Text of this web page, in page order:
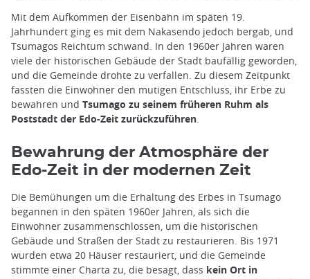
Mit dem Aufkommen der Eisenbahn im späten 19.
Jahrhundert ging es mit dem Nakasendo jedoch bergab, und
Tsumagos Reichtum schwand. In den 1960er Jahren waren
viele der historischen Gebäude der Stadt baufällig geworden,
und die Gemeinde drohte zu verfallen. Zu diesem Zeitpunkt
fassten die Einwohner den mutigen Entschluss, ihr Erbe zu
bewahren und Tsumago zu seinem früheren Ruhm als
Poststadt der Edo-Zeit zurückzuführen.
Bewahrung der Atmosphäre der
Edo-Zeit in der modernen Zeit
Die Bemühungen um die Erhaltung des Erbes in Tsumago
begannen in den späten 1960er Jahren, als sich die
Einwohner zusammenschlossen, um die historischen
Gebäude und Straßen der Stadt zu restaurieren. Bis 1971
wurden etwa 20 Häuser restauriert, und die Gemeinde
stimmte einer Charta zu, die besagt, dass kein Ort in